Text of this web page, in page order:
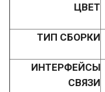
ЦВЕТ
ТИП СБОРКИ
ИНТЕРФЕЙСЫ
СВЯЗИ